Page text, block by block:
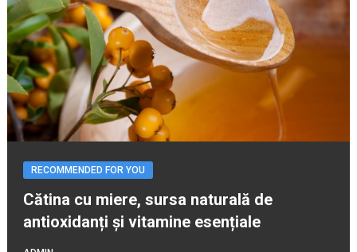
RECOMMENDED FOR YOU
Cătina cu miere, sursa naturală de
antioxidanți și vitamine esențiale